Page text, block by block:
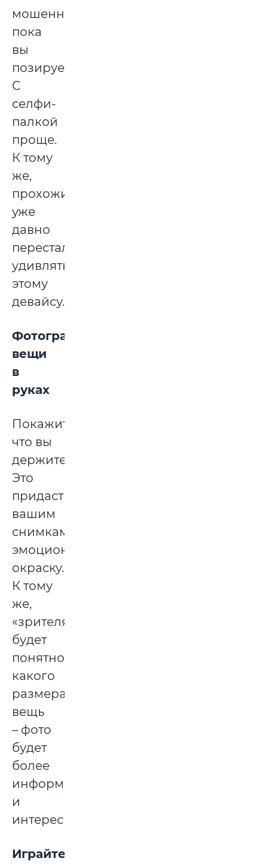
мошенники,
пока
вы
позируете.
С
селфи-
палкой
проще.
К тому
же,
прохожие
уже
давно
перестали
удивляться
этому
девайсу.
Фотографируйте
вещи
в
руках
Покажите,
что вы
держите.
Это
придаст
вашим
снимкам
эмоциональную
окраску.
К тому
же,
«зрителям»
будет
понятно,
какого
размера
вещь
– фото
будет
более
информативным
и
интересным.
Играйте